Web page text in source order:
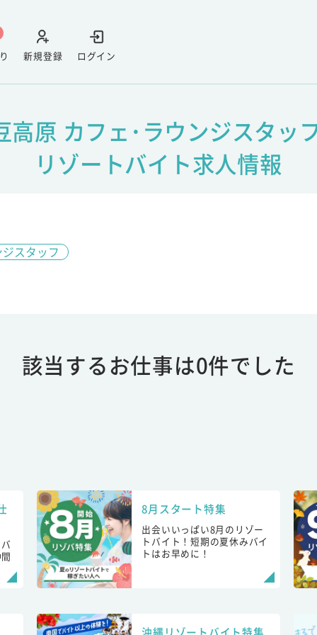
ログイン
新規登録
高原 カフェ･ラウンジスタッ
リゾートバイト求人情報
スタッフ
該当するお仕事は0件でした
8月スタート特集
出会いいっぱい8月のリゾー
トバイト！短期の夏休みバイ
トはお早めに！
沖縄リゾートバイト特集